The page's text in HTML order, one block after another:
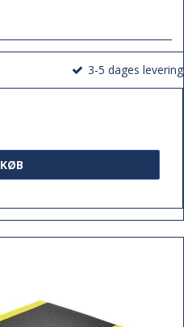
3-5 dages levering
KØB